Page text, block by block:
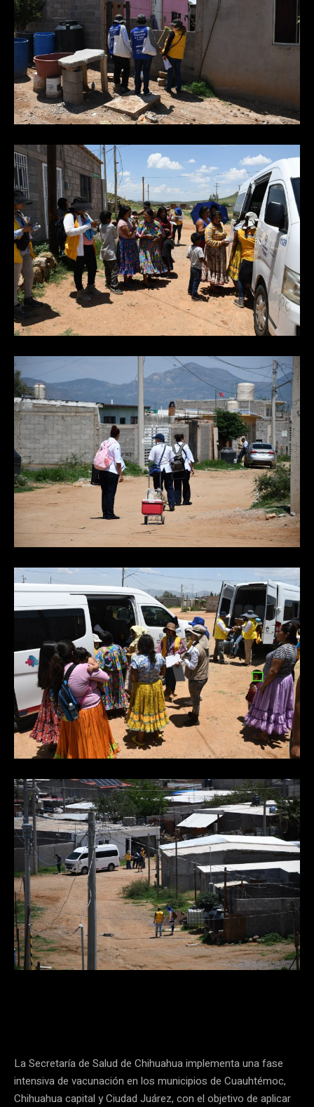
La Secretaría de Salud de Chihuahua implementa una fase
intensiva de vacunación en los municipios de Cuauhtémoc,
Chihuahua capital y Ciudad Juárez, con el objetivo de aplicar